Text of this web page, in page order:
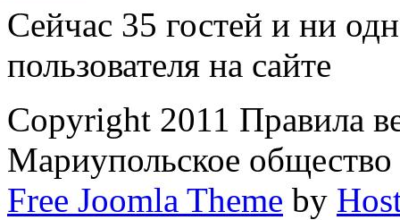
Сейчас 35 гостей и ни
пользователя на сайте
Copyright 2011 Правила
Мариупольское
Free Joomla Theme by